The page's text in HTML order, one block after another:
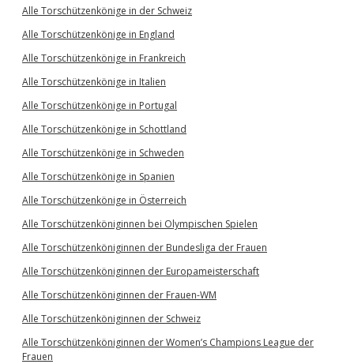
Alle Torschützenkönige in der Schweiz
Alle Torschützenkönige in England
Alle Torschützenkönige in Frankreich
Alle Torschützenkönige in Italien
Alle Torschützenkönige in Portugal
Alle Torschützenkönige in Schottland
Alle Torschützenkönige in Schweden
Alle Torschützenkönige in Spanien
Alle Torschützenkönige in Österreich
Alle Torschützenköniginnen bei Olympischen Spielen
Alle Torschützenköniginnen der Bundesliga der Frauen
Alle Torschützenköniginnen der Europameisterschaft
Alle Torschützenköniginnen der Frauen-WM
Alle Torschützenköniginnen der Schweiz
Alle Torschützenköniginnen der Women’s Champions League der
Frauen